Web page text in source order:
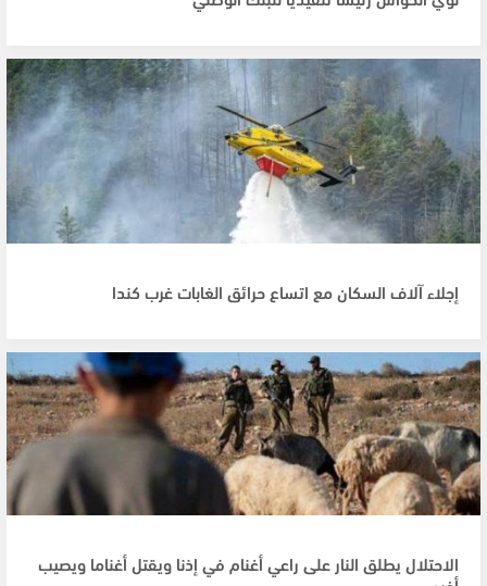
إجلاء آلاف السكان مع اتساع حرائق الغابات غرب كندا
الاحتلال يطلق النار على راعي أغنام في إذنا ويقتل أغناما ويصيب